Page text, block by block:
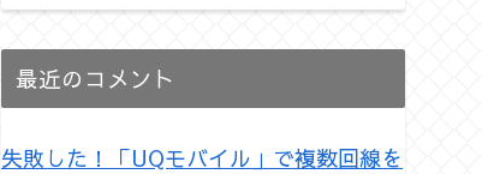
最近のコメント
失敗した！「UQモバイル」で複数回線を